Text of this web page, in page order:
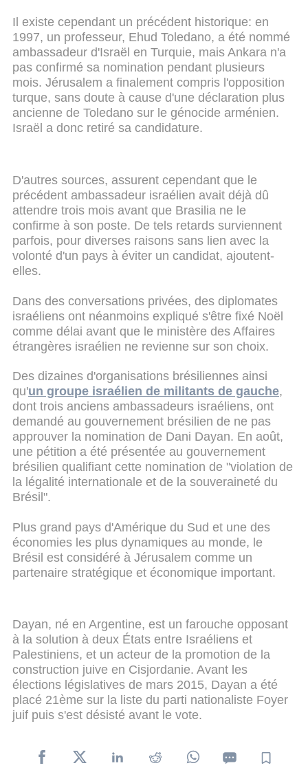
Il existe cependant un précédent historique: en
1997, un professeur, Ehud Toledano, a été nommé
ambassadeur d'Israël en Turquie, mais Ankara n'a
pas confirmé sa nomination pendant plusieurs
mois. Jérusalem a finalement compris l'opposition
turque, sans doute à cause d'une déclaration plus
ancienne de Toledano sur le génocide arménien.
Israël a donc retiré sa candidature.
D'autres sources, assurent cependant que le
précédent ambassadeur israélien avait déjà dû
attendre trois mois avant que Brasilia ne le
confirme à son poste. De tels retards surviennent
parfois, pour diverses raisons sans lien avec la
volonté d'un pays à éviter un candidat, ajoutent-
elles.
Dans des conversations privées, des diplomates
israéliens ont néanmoins expliqué s'être fixé Noël
comme délai avant que le ministère des Affaires
étrangères israélien ne revienne sur son choix.
Des dizaines d'organisations brésiliennes ainsi
qu'un groupe israélien de militants de gauche,
dont trois anciens ambassadeurs israéliens, ont
demandé au gouvernement brésilien de ne pas
approuver la nomination de Dani Dayan. En août,
une pétition a été présentée au gouvernement
brésilien qualifiant cette nomination de "violation de
la légalité internationale et de la souveraineté du
Brésil".
Plus grand pays d'Amérique du Sud et une des
économies les plus dynamiques au monde, le
Brésil est considéré à Jérusalem comme un
partenaire stratégique et économique important.
Dayan, né en Argentine, est un farouche opposant
à la solution à deux États entre Israéliens et
Palestiniens, et un acteur de la promotion de la
construction juive en Cisjordanie. Avant les
élections législatives de mars 2015, Dayan a été
placé 21ème sur la liste du parti nationaliste Foyer
juif puis s'est désisté avant le vote.